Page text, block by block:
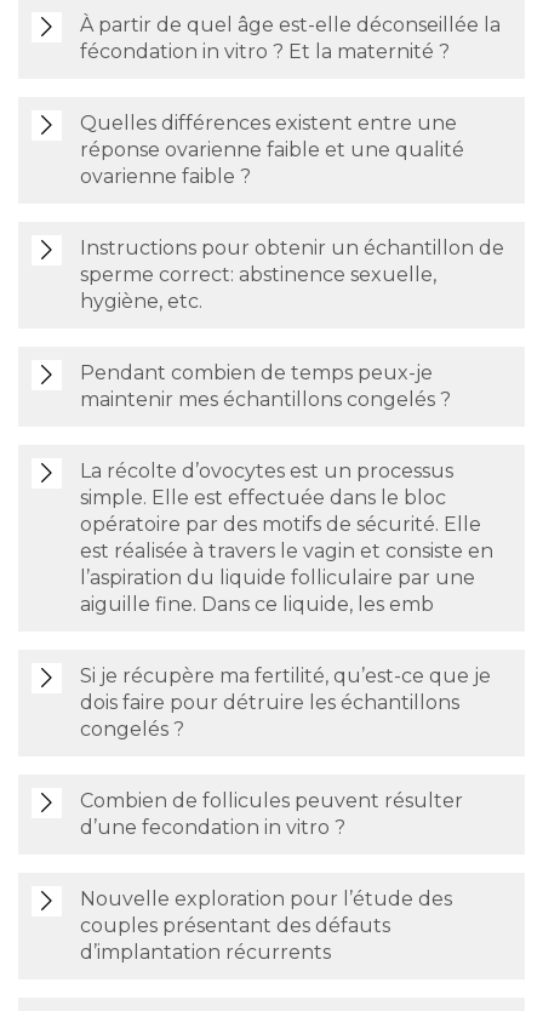
À partir de quel âge est-elle déconseillée la
fécondation in vitro ? Et la maternité ?
Quelles différences existent entre une
réponse ovarienne faible et une qualité
ovarienne faible ?
Instructions pour obtenir un échantillon de
sperme correct: abstinence sexuelle,
hygiène, etc.
Pendant combien de temps peux-je
maintenir mes échantillons congelés ?
La récolte d’ovocytes est un processus
simple. Elle est effectuée dans le bloc
opératoire par des motifs de sécurité. Elle
est réalisée à travers le vagin et consiste en
l’aspiration du liquide folliculaire par une
aiguille fine. Dans ce liquide, les emb
Si je récupère ma fertilité, qu’est-ce que je
dois faire pour détruire les échantillons
congelés ?
Combien de follicules peuvent résulter
d’une fecondation in vitro ?
Nouvelle exploration pour l’étude des
couples présentant des défauts
d’implantation récurrents